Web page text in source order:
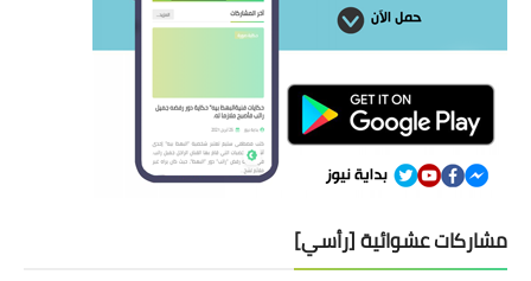
مشاركات عشوائية [رأسي]